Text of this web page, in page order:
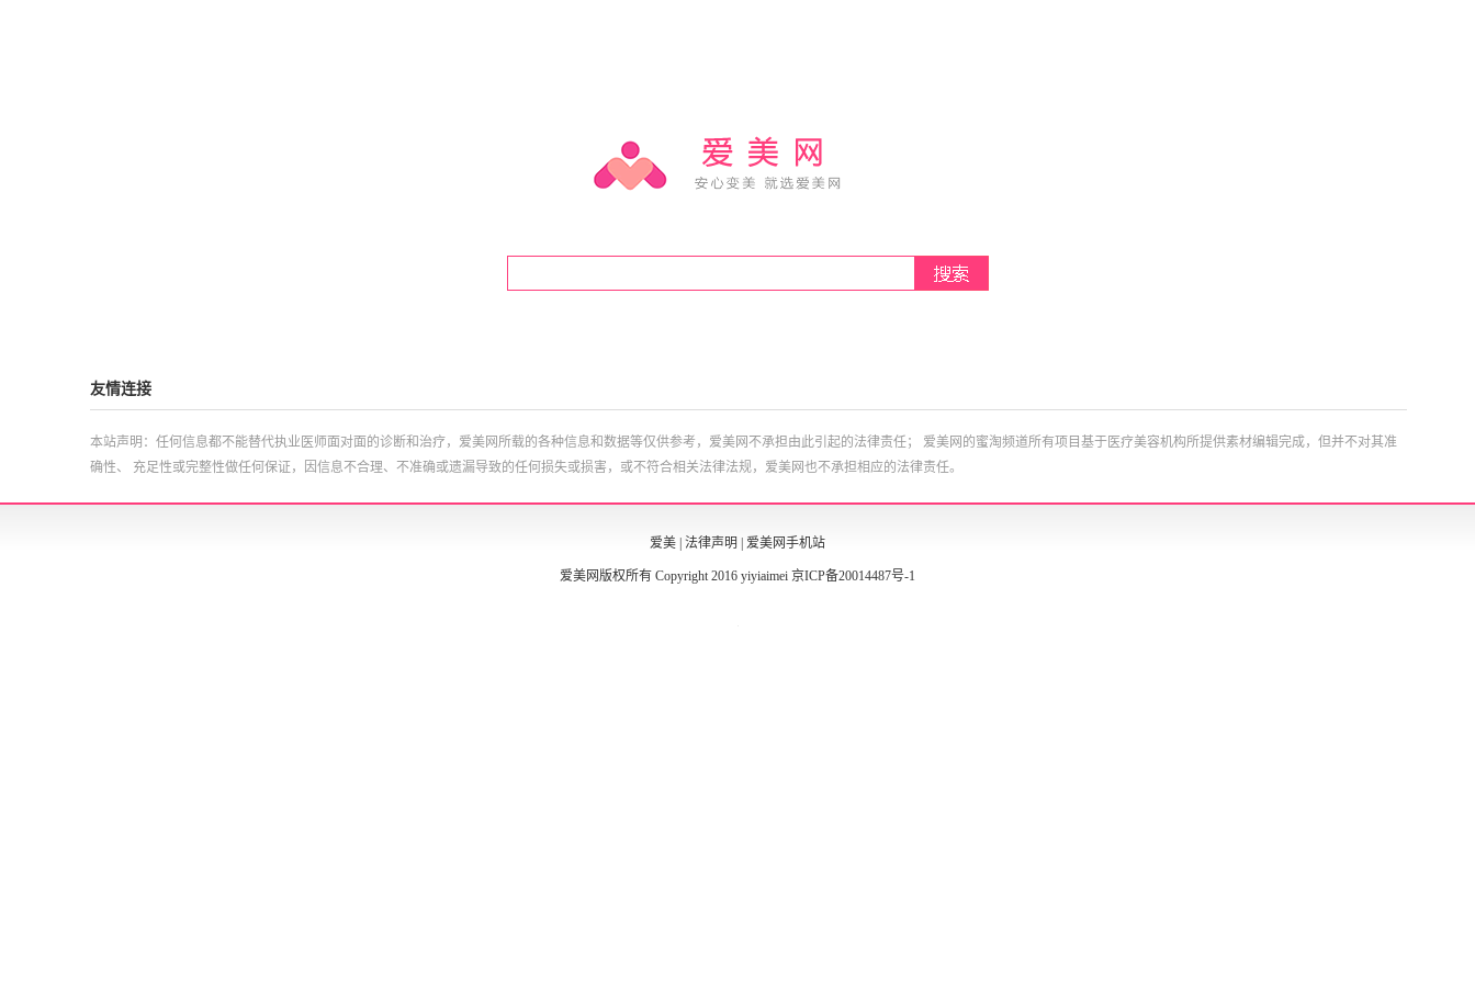
友情连接
本站声明：任何信息都不能替代执业医师面对面的诊断和治疗，爱美网所载的各种信息和数据等仅供参考，爱美网不承担由此引起的法律责任； 爱美网的蜜淘频道所有项目基于医疗美容机构所提供素材编辑完成，但并不对其准
确性、 充足性或完整性做任何保证，因信息不合理、不准确或遗漏导致的任何损失或损害，或不符合相关法律法规，爱美网也不承担相应的法律责任。
爱美 法律声明 爱美网手机站
爱美网版权所有 Copyright 2016 yiyiaimei 京ICP备20014487号-1